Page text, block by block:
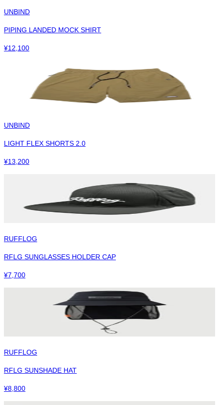
UNBIND
PIPING LANDED MOCK SHIRT
¥12,100
UNBIND
LIGHT FLEX SHORTS 2.0
¥13,200
RUFFLOG
RFLG SUNGLASSES HOLDER CAP
¥7,700
RUFFLOG
RFLG SUNSHADE HAT
¥8,800